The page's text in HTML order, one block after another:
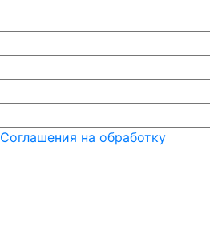
Соглашения на обработку